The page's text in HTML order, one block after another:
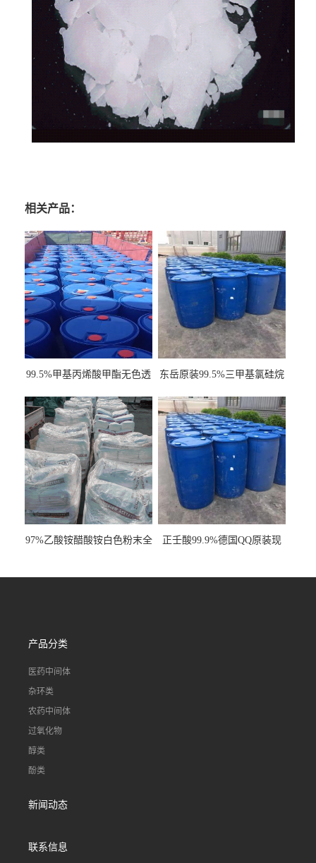
相关产品：
99.5%甲基丙烯酸甲酯无色透
东岳原装99.5%三甲基氯硅烷
97%乙酸铵醋酸铵白色粉末全
正壬酸99.9%德国QQ原装现
产品分类
医药中间体
杂环类
农药中间体
过氧化物
醇类
酚类
新闻动态
联系信息